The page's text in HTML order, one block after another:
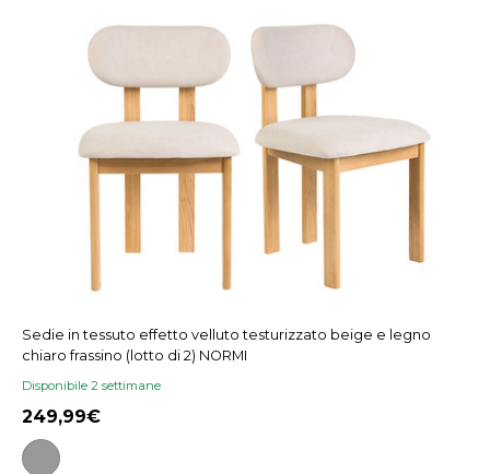
Sedie in tessuto effetto velluto testurizzato beige e legno
chiaro frassino (lotto di 2) NORMI
Disponibile 2 settimane
249,99